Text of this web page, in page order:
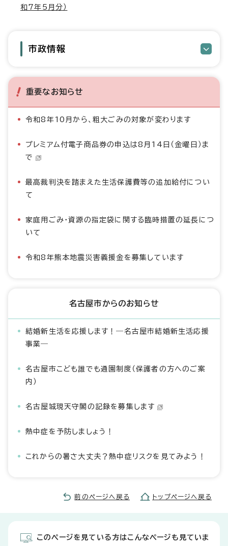
和7年5月分）
市政情報
重要なお知らせ
令和8年10月から、粗大ごみの対象が変わります
プレミアム付電子商品券の申込は8月14日（金曜日）ま
で
最高裁判決を踏まえた生活保護費等の追加給付につい
て
家庭用ごみ・資源の指定袋に関する臨時措置の延長につ
いて
令和8年熊本地震災害義援金を募集しています
名古屋市からのお知らせ
結婚新生活を応援します！―名古屋市結婚新生活応援
事業―
名古屋市こども誰でも通園制度（保護者の方へのご案
内）
名古屋城現天守閣の記録を募集します
熱中症を予防しましょう！
これからの暑さ大丈夫？熱中症リスクを見てみよう！
前のページへ戻る トップページへ戻る
このページを見ている方はこんなページも見ていま